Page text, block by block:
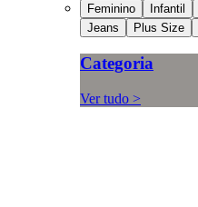
Feminino Infantil
Jeans
Plus Size
Categoria
Ver tudo >